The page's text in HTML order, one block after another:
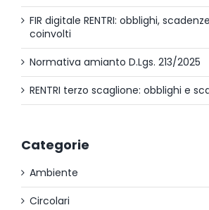
FIR digitale RENTRI: obblighi,
coinvolti
Normativa amianto D.Lgs. 213/2025
RENTRI terzo scaglione: obblighi e
Categorie
Ambiente
Circolari